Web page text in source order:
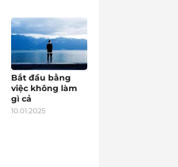
Bắt đầu bằng
việc không làm
gì cả
10.01.2025